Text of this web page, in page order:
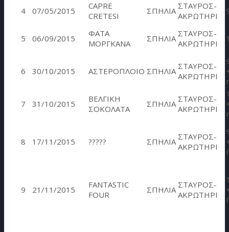
4 07/05/2015
CAPRE
CRETESI
ΣΠΗΛΙΑ ΣΤΑΥΡΟΣ-
ΑΚΡΩΤΗΡΙ
5 06/09/2015
ΦΑΤΑ
ΜΟΡΓΚΑΝΑ
ΣΠΗΛΙΑ ΣΤΑΥΡΟΣ-
ΑΚΡΩΤΗΡΙ
6 30/10/2015 ΑΣΤΕΡΟΠΛΟΙΟ ΣΠΗΛΙΑ ΣΤΑΥΡΟΣ-
ΑΚΡΩΤΗΡΙ
7 31/10/2015
ΒΕΛΓΙΚΗ
ΣΟΚΟΛΑΤΑ
ΣΠΗΛΙΑ ΣΤΑΥΡΟΣ-
ΑΚΡΩΤΗΡΙ
8 17/11/2015 ????? ΣΠΗΛΙΑ ΣΤΑΥΡΟΣ-
ΑΚΡΩΤΗΡΙ
9 21/11/2015
FANTASTIC
FOUR
ΣΠΗΛΙΑ ΣΤΑΥΡΟΣ-
ΑΚΡΩΤΗΡΙ